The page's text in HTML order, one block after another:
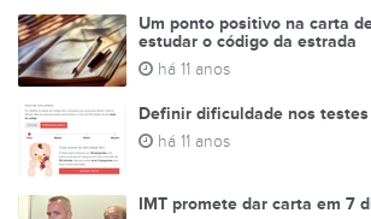
Um ponto positivo na carta
estudar o código da estrada
há 11 anos
Definir dificuldade nos
há 11 anos
IMT promete dar carta em 7